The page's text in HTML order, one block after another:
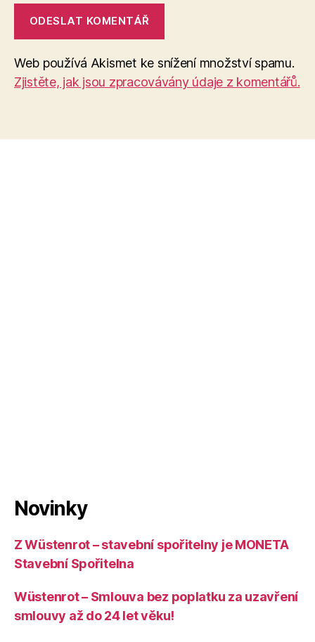
Web používá Akismet ke snížení množství spamu.
Zjistěte, jak jsou zpracovávány údaje z komentářů.
Novinky
Z Wüstenrot – stavební spořitelny je MONETA
Stavební Spořitelna
Wüstenrot – Smlouva bez poplatku za uzavření
smlouvy až do 24 let věku!